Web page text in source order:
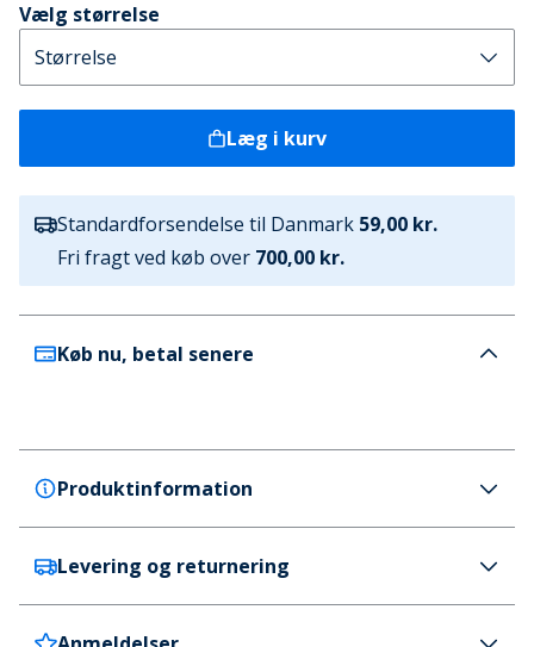
Vælg størrelse
Læg i kurv
Standardforsendelse til Danmark 59,00 kr.
Fri fragt ved køb over 700,00 kr.
Køb nu, betal senere
Produktinformation
Bench
Bench Herre Darragh Syv Pak Bokser Sort/Retro
Blue/Navy/Dusted Grape/Grey Marl/Sage
Levering og returnering